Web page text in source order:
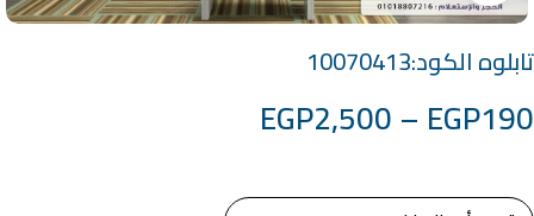
تابلوه الكود:10070413
EGP190
–
EGP2,500